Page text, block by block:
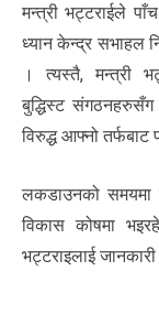
मन्त्री भट्टराईले
ध्यान केन्द्र सभाहल
। त्यस्तै, मन्त्री
बुद्धिस्ट संगठनहरुसँग
विरुद्ध आफ्नो तर्फबाट
लकडाउनको समयमा
विकास कोषमा
भट्टराइलाई